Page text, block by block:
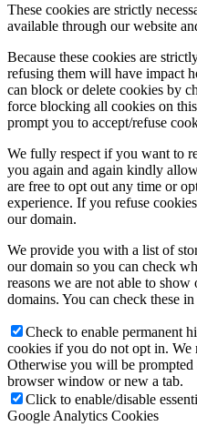
These cookies are strictly
available through our website
Because these cookies are
refusing them will have impact
can block or delete cookies by
force blocking all cookies on
prompt you to accept/refuse
We fully respect if you want to
you again and again kindly
are free to opt out any time or
experience. If you refuse
our domain.
We provide you with a list of
our domain so you can check
reasons we are not able to
domains. You can check these
Check to enable permanent
cookies if you do not opt in. We
Otherwise you will be
browser window or new a tab.
Click to enable/disable
Google Analytics Cookies